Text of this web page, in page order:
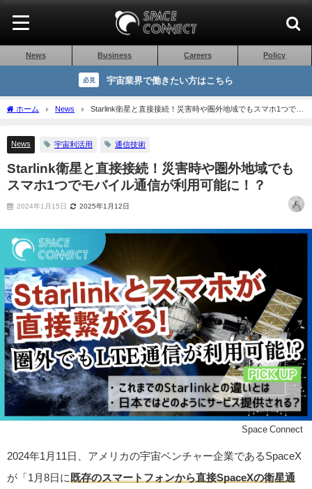
News Business Careers Policy
必見 宇宙業界で働きたい方はこちら
ホーム News
Starlink衛星と直接接続！災害時や圏外地域でもスマホ1つでモ
News 宇宙利活用 通信技術
Starlink衛星と直接接続！災害時や圏外地域でも
スマホ1つでモバイル通信が利用可能に！？
2024年1月15日 2025年1月12日
©Space Connect
2024年1月11日、アメリカの宇宙ベンチャー企業であるSpaceX
が「1月8日に既存のスマートフォンから直接SpaceXの衛星通